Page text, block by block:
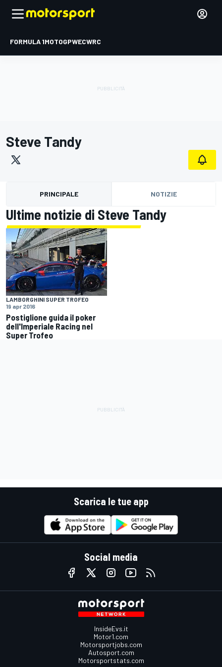
FORMULA 1MOTOGPWECWRC
Steve Tandy
PRINCIPALE NOTIZIE
Ultime notizie di Steve Tandy
LAMBORGHINI SUPER TROFEO
19 apr 2016
Postiglione guida il poker
dell'Imperiale Racing nel
Super Trofeo
Scarica le tue app
Social media
InsideEvs.it
Motor1.com
Motorsportjobs.com
Autosport.com
Motorsportstats.com